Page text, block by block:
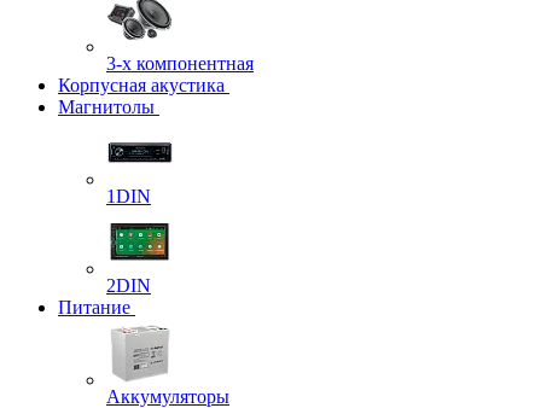
3-х компонентная
Корпусная акустика
Магнитолы
1DIN
2DIN
Питание
Аккумуляторы